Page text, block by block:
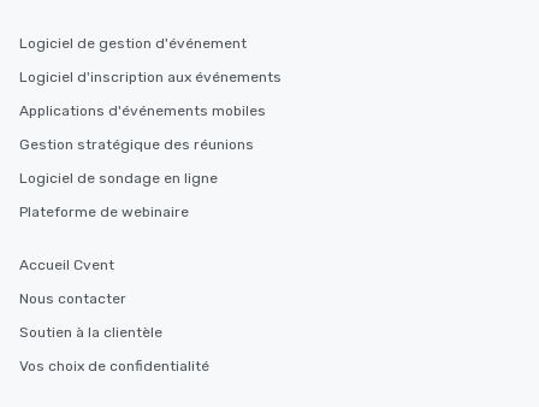
Logiciel de gestion d'événement
Logiciel d'inscription aux événements
Applications d'événements mobiles
Gestion stratégique des réunions
Logiciel de sondage en ligne
Plateforme de webinaire
Accueil Cvent
Nous contacter
Soutien à la clientèle
Vos choix de confidentialité